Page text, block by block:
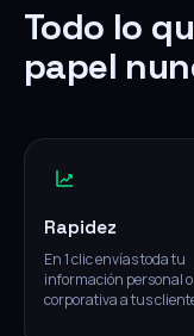
Todo lo
papel
Rapidez
En 1 clic envías toda tu
información personal o
corporativa a tus